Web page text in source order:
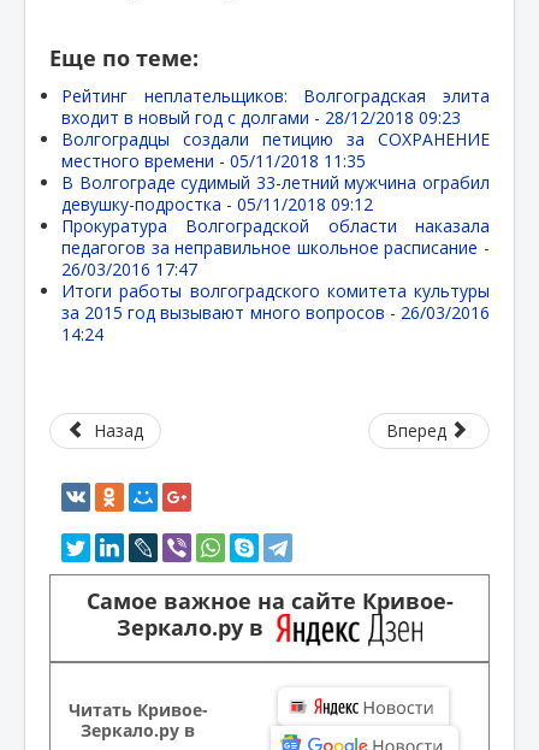
Еще по теме:
Рейтинг неплательщиков: Волгоградская элита
входит в новый год с долгами - 28/12/2018 09:23
Волгоградцы создали петицию за СОХРАНЕНИЕ
местного времени - 05/11/2018 11:35
В Волгограде судимый 33-летний мужчина ограбил
девушку-подростка - 05/11/2018 09:12
Прокуратура Волгоградской области наказала
педагогов за неправильное школьное расписание -
26/03/2016 17:47
Итоги работы волгоградского комитета культуры
за 2015 год вызывают много вопросов - 26/03/2016
14:24
Назад Вперед
Самое важное на сайте Кривое-
Зеркало.ру в
Читать Кривое-
Зеркало.ру в